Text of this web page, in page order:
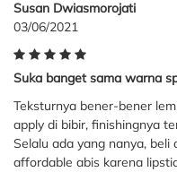
Susan Dwiasmorojati
03/06/2021
Suka banget sama warna
Teksturnya bener-bener
apply di bibir, finishingnya
Selalu ada yang nanya, beli
affordable abis karena